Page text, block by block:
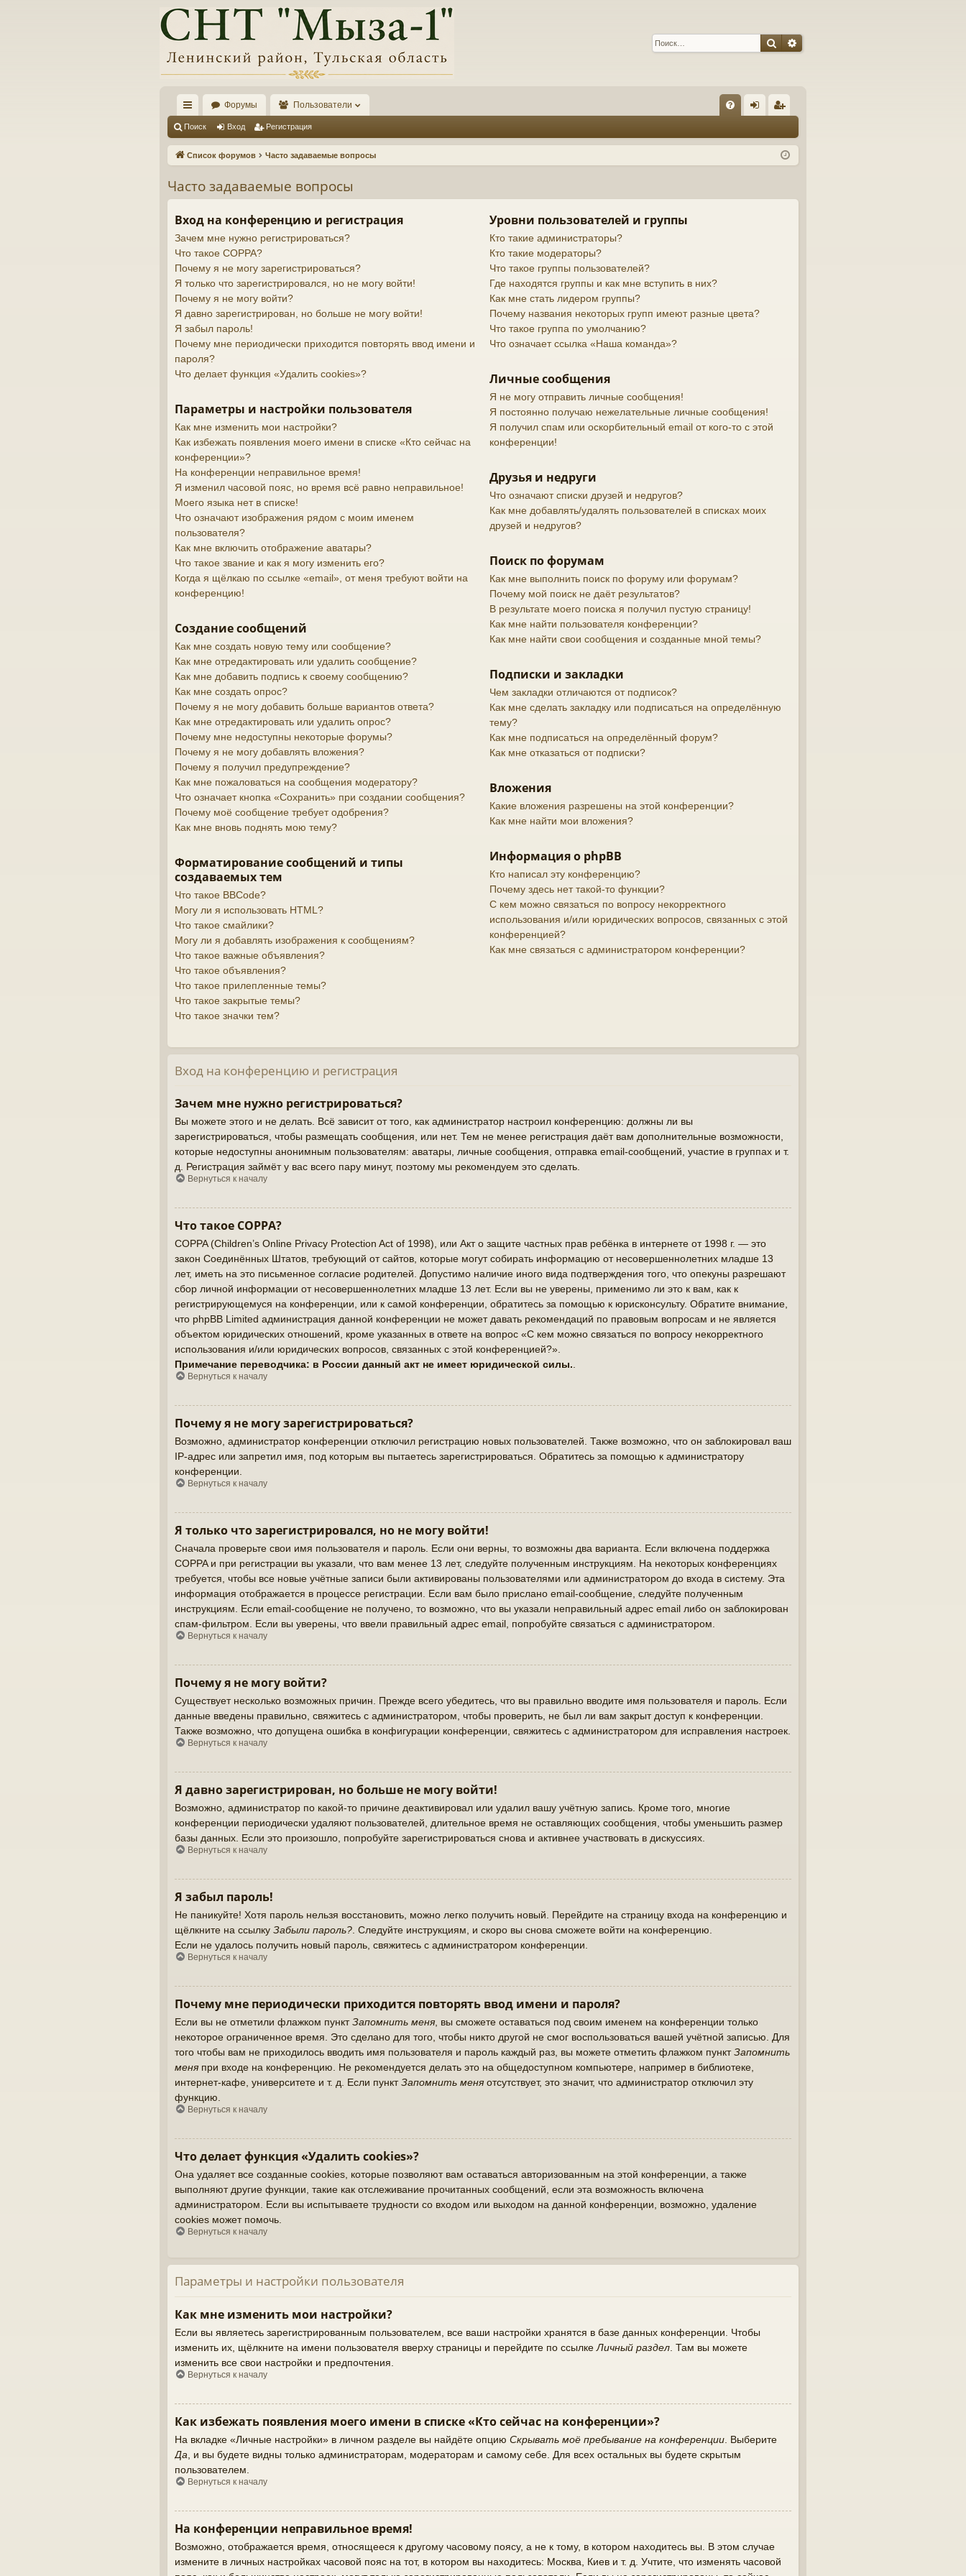
ПоискРасширенный поиск
с
ы
и
Форумы Пользователи
Q д ис
Поиск Вход Регистрация
Список форумов Часто задаваемые вопросы
Часто задаваемые вопросы
Вход на конференцию и регистрация
Зачем мне нужно регистрироваться?
Что такое COPPA?
Почему я не могу зарегистрироваться?
Я только что зарегистрировался, но не могу войти!
Почему я не могу войти?
Я давно зарегистрирован, но больше не могу войти!
Я забыл пароль!
Почему мне периодически приходится повторять ввод имени и
пароля?
Что делает функция «Удалить cookies»?
Параметры и настройки пользователя
Как мне изменить мои настройки?
Как избежать появления моего имени в списке «Кто сейчас на
конференции»?
На конференции неправильное время!
Я изменил часовой пояс, но время всё равно неправильное!
Моего языка нет в списке!
Что означают изображения рядом с моим именем
пользователя?
Как мне включить отображение аватары?
Что такое звание и как я могу изменить его?
Когда я щёлкаю по ссылке «email», от меня требуют войти на
конференцию!
Создание сообщений
Как мне создать новую тему или сообщение?
Как мне отредактировать или удалить сообщение?
Как мне добавить подпись к своему сообщению?
Как мне создать опрос?
Почему я не могу добавить больше вариантов ответа?
Как мне отредактировать или удалить опрос?
Почему мне недоступны некоторые форумы?
Почему я не могу добавлять вложения?
Почему я получил предупреждение?
Как мне пожаловаться на сообщения модератору?
Что означает кнопка «Сохранить» при создании сообщения?
Почему моё сообщение требует одобрения?
Как мне вновь поднять мою тему?
Форматирование сообщений и типы
создаваемых тем
Что такое BBCode?
Могу ли я использовать HTML?
Что такое смайлики?
Могу ли я добавлять изображения к сообщениям?
Что такое важные объявления?
Что такое объявления?
Что такое прилепленные темы?
Что такое закрытые темы?
Что такое значки тем?
Уровни пользователей и группы
Кто такие администраторы?
Кто такие модераторы?
Что такое группы пользователей?
Где находятся группы и как мне вступить в них?
Как мне стать лидером группы?
Почему названия некоторых групп имеют разные цвета?
Что такое группа по умолчанию?
Что означает ссылка «Наша команда»?
Личные сообщения
Я не могу отправить личные сообщения!
Я постоянно получаю нежелательные личные сообщения!
Я получил спам или оскорбительный email от кого-то с этой
конференции!
Друзья и недруги
Что означают списки друзей и недругов?
Как мне добавлять/удалять пользователей в списках моих
друзей и недругов?
Поиск по форумам
Как мне выполнить поиск по форуму или форумам?
Почему мой поиск не даёт результатов?
В результате моего поиска я получил пустую страницу!
Как мне найти пользователя конференции?
Как мне найти свои сообщения и созданные мной темы?
Подписки и закладки
Чем закладки отличаются от подписок?
Как мне сделать закладку или подписаться на определённую
тему?
Как мне подписаться на определённый форум?
Как мне отказаться от подписки?
Вложения
Какие вложения разрешены на этой конференции?
Как мне найти мои вложения?
Информация о phpBB
Кто написал эту конференцию?
Почему здесь нет такой-то функции?
С кем можно связаться по вопросу некорректного
использования и/или юридических вопросов, связанных с этой
конференцией?
Как мне связаться с администратором конференции?
Вход на конференцию и регистрация
Зачем мне нужно регистрироваться?
Вы можете этого и не делать. Всё зависит от того, как администратор настроил конференцию: должны ли вы
зарегистрироваться, чтобы размещать сообщения, или нет. Тем не менее регистрация даёт вам дополнительные возможности,
которые недоступны анонимным пользователям: аватары, личные сообщения, отправка email-сообщений, участие в группах и т.
д. Регистрация займёт у вас всего пару минут, поэтому мы рекомендуем это сделать.
Вернуться к началу
Что такое COPPA?
COPPA (Children’s Online Privacy Protection Act of 1998), или Акт о защите частных прав ребёнка в интернете от 1998 г. — это
закон Соединённых Штатов, требующий от сайтов, которые могут собирать информацию от несовершеннолетних младше 13
лет, иметь на это письменное согласие родителей. Допустимо наличие иного вида подтверждения того, что опекуны разрешают
сбор личной информации от несовершеннолетних младше 13 лет. Если вы не уверены, применимо ли это к вам, как к
регистрирующемуся на конференции, или к самой конференции, обратитесь за помощью к юрисконсульту. Обратите внимание,
что phpBB Limited администрация данной конференции не может давать рекомендаций по правовым вопросам и не является
объектом юридических отношений, кроме указанных в ответе на вопрос «С кем можно связаться по вопросу некорректного
использования и/или юридических вопросов, связанных с этой конференцией?».
Примечание переводчика: в России данный акт не имеет юридической силы..
Вернуться к началу
Почему я не могу зарегистрироваться?
Возможно, администратор конференции отключил регистрацию новых пользователей. Также возможно, что он заблокировал ваш
IP-адрес или запретил имя, под которым вы пытаетесь зарегистрироваться. Обратитесь за помощью к администратору
конференции.
Вернуться к началу
Я только что зарегистрировался, но не могу войти!
Сначала проверьте свои имя пользователя и пароль. Если они верны, то возможны два варианта. Если включена поддержка
COPPA и при регистрации вы указали, что вам менее 13 лет, следуйте полученным инструкциям. На некоторых конференциях
требуется, чтобы все новые учётные записи были активированы пользователями или администратором до входа в систему. Эта
информация отображается в процессе регистрации. Если вам было прислано email-сообщение, следуйте полученным
инструкциям. Если email-сообщение не получено, то возможно, что вы указали неправильный адрес email либо он заблокирован
спам-фильтром. Если вы уверены, что ввели правильный адрес email, попробуйте связаться с администратором.
Вернуться к началу
Почему я не могу войти?
Существует несколько возможных причин. Прежде всего убедитесь, что вы правильно вводите имя пользователя и пароль. Если
данные введены правильно, свяжитесь с администратором, чтобы проверить, не был ли вам закрыт доступ к конференции.
Также возможно, что допущена ошибка в конфигурации конференции, свяжитесь с администратором для исправления настроек.
Вернуться к началу
Я давно зарегистрирован, но больше не могу войти!
Возможно, администратор по какой-то причине деактивировал или удалил вашу учётную запись. Кроме того, многие
конференции периодически удаляют пользователей, длительное время не оставляющих сообщения, чтобы уменьшить размер
базы данных. Если это произошло, попробуйте зарегистрироваться снова и активнее участвовать в дискуссиях.
Вернуться к началу
Я забыл пароль!
Не паникуйте! Хотя пароль нельзя восстановить, можно легко получить новый. Перейдите на страницу входа на конференцию и
щёлкните на ссылку Забыли пароль?. Следуйте инструкциям, и скоро вы снова сможете войти на конференцию.
Если не удалось получить новый пароль, свяжитесь с администратором конференции.
Вернуться к началу
Почему мне периодически приходится повторять ввод имени и пароля?
Если вы не отметили флажком пунктЗапомнить меня, вы сможете оставаться под своим именем на конференции только
некоторое ограниченное время. Это сделано для того, чтобы никто другой не смог воспользоваться вашей учётной записью. Для
того чтобы вам не приходилось вводить имя пользователя и пароль каждый раз, вы можете отметить флажком пунктЗапомнить
меня при входе на конференцию. Не рекомендуется делать это на общедоступном компьютере, например в библиотеке,
интернет-кафе, университете и т. д. Если пунктЗапомнить меня отсутствует, это значит, что администратор отключил эту
функцию.
Вернуться к началу
Что делает функция «Удалить cookies»?
Она удаляет все созданные cookies, которые позволяют вам оставаться авторизованным на этой конференции, а также
выполняют другие функции, такие как отслеживание прочитанных сообщений, если эта возможность включена
администратором. Если вы испытываете трудности со входом или выходом на данной конференции, возможно, удаление
cookies может помочь.
Вернуться к началу
Параметры и настройки пользователя
Как мне изменить мои настройки?
Если вы являетесь зарегистрированным пользователем, все ваши настройки хранятся в базе данных конференции. Чтобы
изменить их, щёлкните на имени пользователя вверху страницы и перейдите по ссылке Личный раздел . Там вы можете
изменить все свои настройки и предпочтения.
Вернуться к началу
Как избежать появления моего имени в списке «Кто сейчас на конференции»?
На вкладке «Личные настройки» в личном разделе вы найдёте опцию Скрывать моё пребывание на конференции . Выберите
Да , и вы будете видны только администраторам, модераторам и самому себе. Для всех остальных вы будете скрытым
пользователем.
Вернуться к началу
На конференции неправильное время!
Возможно, отображается время, относящееся к другому часовому поясу, а не к тому, в котором находитесь вы. В этом случае
измените в личных настройках часовой пояс на тот, в котором вы находитесь: Москва, Киев и т. д. Учтите, что изменять часовой